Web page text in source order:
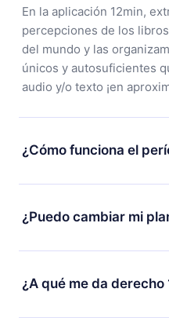
En la aplicación 12min,
percepciones de los
del mundo y las
únicos y autosuficientes
audio y/o texto ¡en
¿Cómo funciona el
Puedes descargar
disfrutar de nuestra
estás satisfecho con
a la compra y solicita el
¿Puedo cambiar mi
Sí, pero el cambio solo
período de facturación.
cambiar tu suscripción
¿A qué me da derecho